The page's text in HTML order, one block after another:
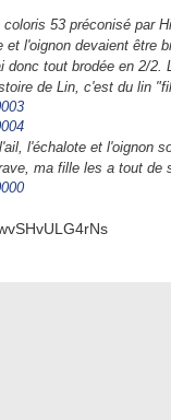
53 préconisé par
et l'oignon devaient être
donc tout brodée en 2/2.
de Lin, c'est du lin
l'échalote et l'oignon
ma fille les a tout de